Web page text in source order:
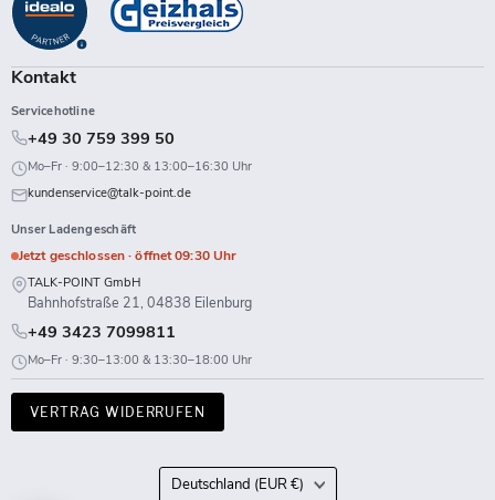
FacebookInstagramLinkedInTikTokTwitch
Kontakt
Servicehotline
+49 30 759 399 50
Mo–Fr · 9:00–12:30 & 13:00–16:30 Uhr
kundenservice@talk-point.de
Unser Ladengeschäft
Jetzt geschlossen · öffnet 09:30 Uhr
TALK-POINT GmbH
Bahnhofstraße 21, 04838 Eilenburg
+49 3423 7099811
Mo–Fr · 9:30–13:00 & 13:30–18:00 Uhr
VERTRAG WIDERRUFEN
Land
Deutschland (EUR €)